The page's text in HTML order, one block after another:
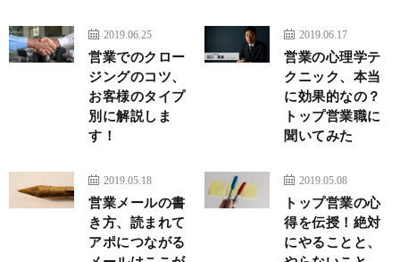
2019.06.25
営業でのクロー
ジングのコツ、
お客様のタイプ
別に解説しま
す！
2019.06.17
営業の心理学テ
クニック、本当
に効果的なの？
トップ営業職に
聞いてみた
2019.05.18
営業メールの書
き方、読まれて
アポにつながる
2019.05.08
トップ営業の心
得を伝授！絶対
にやることと、